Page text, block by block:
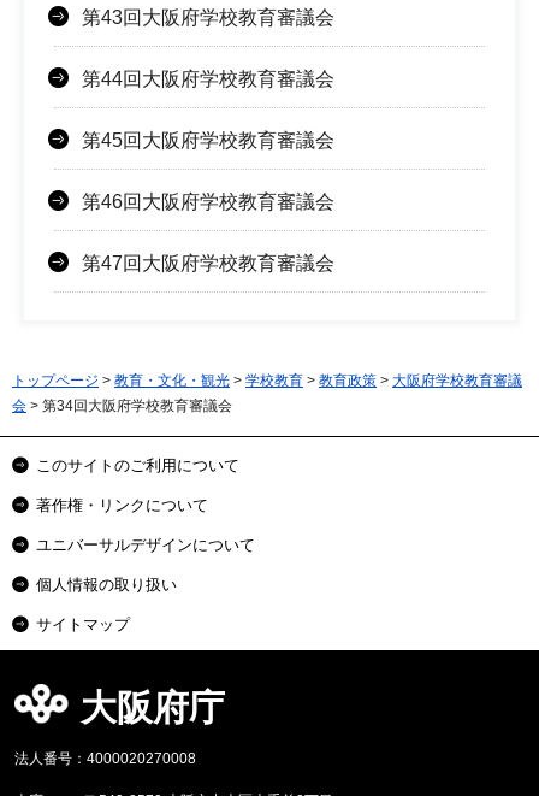
第43回大阪府学校教育審議会
第44回大阪府学校教育審議会
第45回大阪府学校教育審議会
第46回大阪府学校教育審議会
第47回大阪府学校教育審議会
トップページ > 教育・文化・観光 > 学校教育 > 教育政策 > 大阪府学校教育審議
会 > 第34回大阪府学校教育審議会
このサイトのご利用について
著作権・リンクについて
ユニバーサルデザインについて
個人情報の取り扱い
サイトマップ
大阪府庁
法人番号：4000020270008